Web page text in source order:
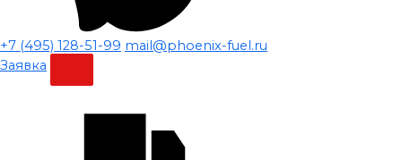
+7 (495) 128-51-99 mail@phoenix-fuel.ru
Заявка